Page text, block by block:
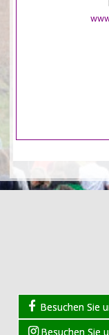
Besuchen Sie
Besuchen Sie